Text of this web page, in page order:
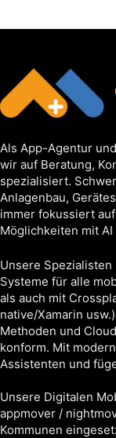
Als App-Agentur
wir auf Beratung,
spezialisiert.
Anlagenbau,
immer fokussiert
Möglichkeiten mit AI
Unsere
Systeme für alle
als auch mit
native/Xamarin
Methoden und
konform. Mit
Assistenten und
Unsere Digitalen
appmover /
Kommunen